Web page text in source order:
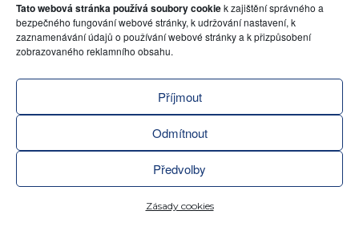
Tato webová stránka používá soubory cookiek zajištění správného a
bezpečného fungování webové stránky, k udržování nastavení, k
zaznamenávání údajů o používání webové stránky a k přizpůsobení
zobrazovaného reklamního obsahu.
Příjmout
Odmítnout
Předvolby
Zásady cookies
DETAIL REFERENCE